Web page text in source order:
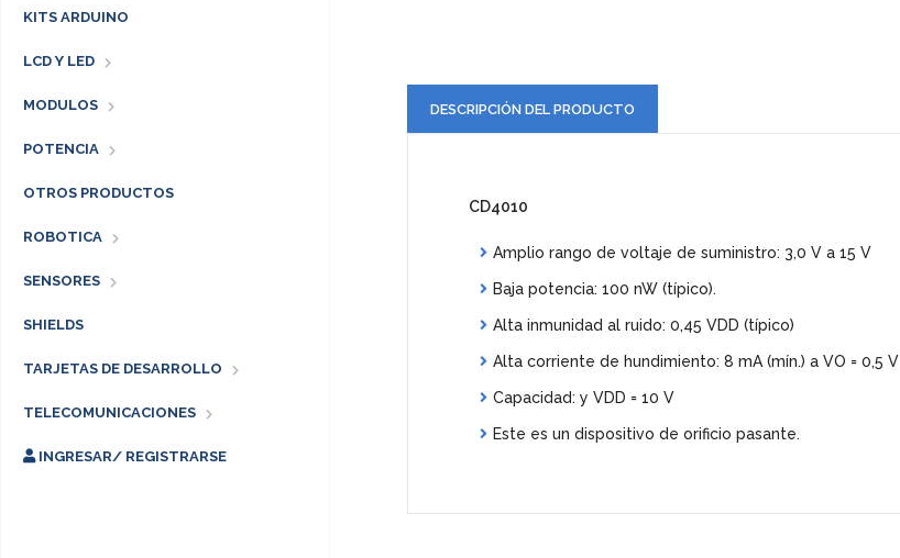
KITS ARDUINO
LCD Y LED
MODULOS
POTENCIA
OTROS PRODUCTOS
ROBOTICA
SENSORES
SHIELDS
TARJETAS DE DESARROLLO
TELECOMUNICACIONES
INGRESAR/ REGISTRARSE
DESCRIPCIÓN DEL PRODUCTO
CD4010
Amplio rango de voltaje de suministro: 3,0 V a 15 V
Baja potencia: 100 nW (típico).
Alta inmunidad al ruido: 0,45 VDD (típico)
Alta corriente de hundimiento: 8 mA (mín.) a VO = 0,5 V
Capacidad: y VDD = 10 V
Este es un dispositivo de orificio pasante.